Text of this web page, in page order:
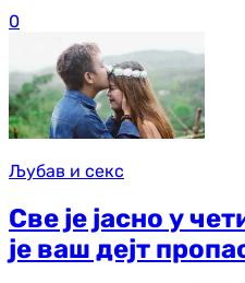
0
Љубав и секс
Све је јасно у
је ваш дејт